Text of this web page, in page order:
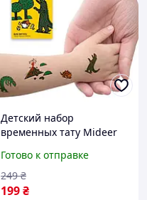
Детский набор
временных тату Mideer
татуировок с
динозаврами,
безопасные
Готово к отправке
199₴
249 ₴